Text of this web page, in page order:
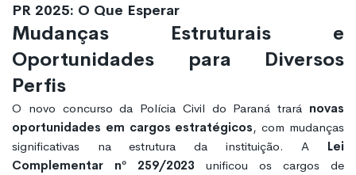
PR 2025: O Que Esperar
Mudanças Estruturais e
Oportunidades para Diversos
Perfis
O novo concurso da Polícia Civil do Paraná trará novas
oportunidades em cargos estratégicos, com mudanças
significativas na estrutura da instituição. A Lei
Complementar nº 259/2023 unificou os cargos de